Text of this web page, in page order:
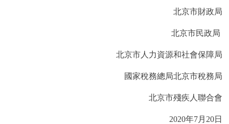
北京市財政局
北京市民政局
北京市人力資源和社會保障局
國家稅務總局北京市稅務局
北京市殘疾人聯合會
2020年7月20日